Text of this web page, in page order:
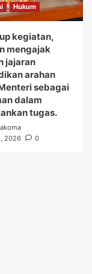
Hukum
kegiatan,
mengajak
jajaran
arahan
sebagai
dalam
tugas.
2026
0